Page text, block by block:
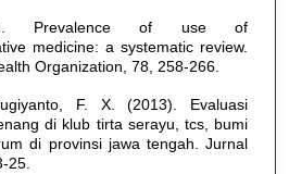
Prevalence of use of
medicine: a systematic review.
Organization, 78, 258-266.
F. X. (2013). Evaluasi
di klub tirta serayu, tcs, bumi
di provinsi jawa tengah. Jurnal
25.